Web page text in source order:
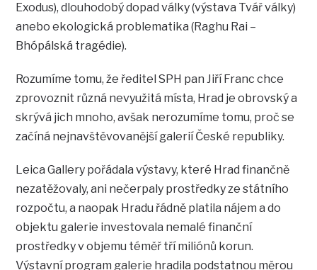
Exodus), dlouhodobý dopad války (výstava Tvář války)
anebo ekologická problematika (Raghu Rai –
Bhópálská tragédie).
Rozumíme tomu, že ředitel SPH pan Jiří Franc chce
zprovoznit různá nevyužitá místa, Hrad je obrovský a
skrývá jich mnoho, avšak nerozumíme tomu, proč se
začíná nejnavštěvovanější galerií České republiky.
Leica Gallery pořádala výstavy, které Hrad finančně
nezatěžovaly, ani nečerpaly prostředky ze státního
rozpočtu, a naopak Hradu řádně platila nájem a do
objektu galerie investovala nemalé finanční
prostředky v objemu téměř tří miliónů korun.
Výstavní program galerie hradila podstatnou měrou